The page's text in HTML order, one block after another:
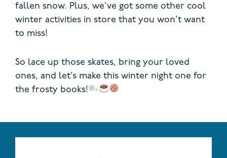
fallen snow. Plus, we’ve got some other cool
winter activities in store that you won’t want
to miss!
So lace up those skates, bring your loved
ones, and let’s make this winter night one for
the frosty books!